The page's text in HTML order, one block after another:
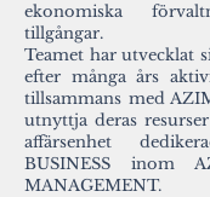
ekonomiska
tillgångar.
Teamet har utvecklat
efter många års
tillsammans med
utnyttja deras
affärsenhet
BUSINESS inom
MANAGEMENT.